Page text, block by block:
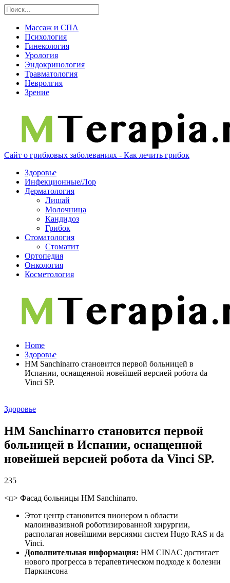
Массаж и СПА
Психология
Гинекология
Урология
Эндокринология
Травматология
Невролгия
Зрение
Сайт о грибковых заболеваниях - Как лечить грибок
Здоровье
Инфекционные/Лор
Дерматология
Лишай
Молочница
Кандидоз
Грибок
Стоматология
Стоматит
Ортопедия
Онкология
Косметология
Home
Здоровье
HM Sanchinarro становится первой больницей в
Испании, оснащенной новейшей версией робота da
Vinci SP.
Здоровье
HM Sanchinarro становится первой
больницей в Испании, оснащенной
новейшей версией робота da Vinci SP.
235
<п> Фасад больницы HM Sanchinarro.
Этот центр становится пионером в области
малоинвазивной роботизированной хирургии,
располагая новейшими версиями систем Hugo RAS и da
Vinci.
Дополнительная информация: HM CINAC достигает
нового прогресса в терапевтическом подходе к болезни
Паркинсона